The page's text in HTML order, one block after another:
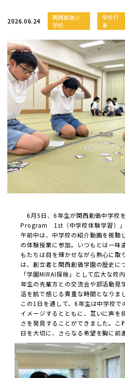
2026.06.24
関西創価小
学校
学校行
事
6月5日、6年生が関西創価中学校
Program 1st（中学校体験学習）」
午前中は、中学校の紹介動画を視聴
の体験授業に参加。いつもとは一味
もたちは目を輝かせながら熱心に取
は、創立者と関西創価学園の歴史に
「学園MIRAI探検」として広大な校
年生の先輩方との交流会や部活動見
活を肌で感じる貴重な時間となりま
この1日を通して、6年生は中学校で
イメージするとともに、互いに声を
さを発見することができました。こ
日を大切に、さらなる希望を胸に前